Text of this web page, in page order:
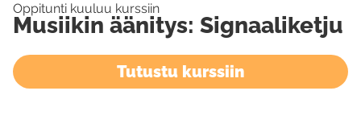
Oppitunti kuuluu kurssiin
Musiikin äänitys: Signaaliketju
Tutustu kurssiin